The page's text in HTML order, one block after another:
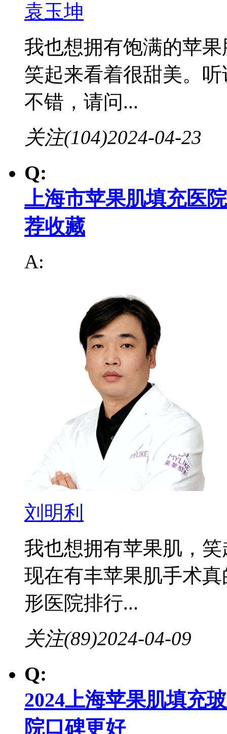
袁玉坤
我也想拥有饱满的苹
笑起来看着很甜美。
不错，请问...
关注(104)2024-04-23
Q:
上海市苹果肌填充医
荐收藏
A:
刘明利
我也想拥有苹果肌，
现在有丰苹果肌手术
形医院排行...
关注(89)2024-04-09
Q:
2024上海苹果肌填充
院口碑更好